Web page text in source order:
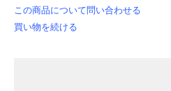
この商品について問い合わせる
買い物を続ける